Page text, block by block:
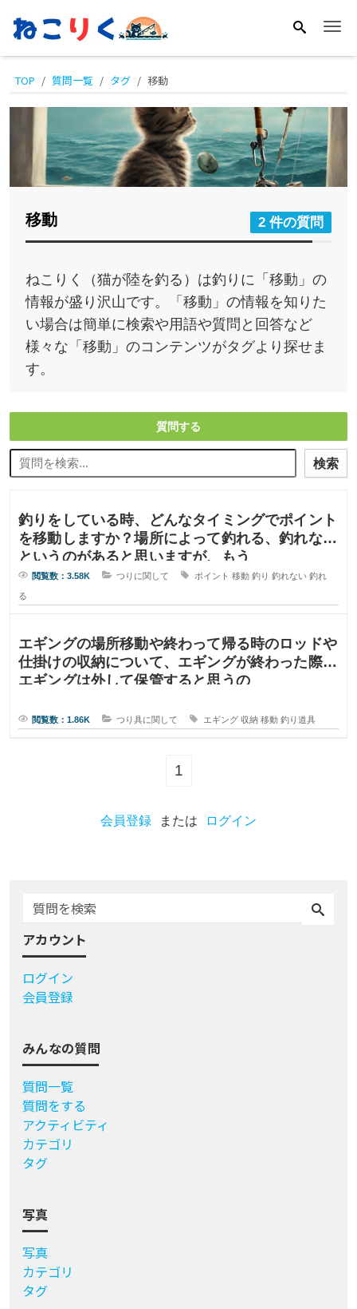
TOP 質問一覧 タグ 移動
移動 2 件の質問
ねこりく（猫が陸を釣る）は釣りに「移動」の
情報が盛り沢山です。「移動」の情報を知りた
い場合は簡単に検索や用語や質問と回答など
様々な「移動」のコンテンツがタグより探せま
す。
質問する
検索
釣りをしている時、どんなタイミングでポイント
を移動しますか？場所によって釣れる、釣れない
というのがあると思いますが、もう
閲覧数：3.58K つりに関して ポイント 移動 釣り 釣れない 釣れ
る
エギングの場所移動や終わって帰る時のロッドや
仕掛けの収納について、エギングが終わった際に
エギングは外して保管すると思うの
閲覧数：1.86K つり具に関して エギング 収納 移動 釣り道具
1
会員登録 または ログイン
アカウント
ログイン
会員登録
みんなの質問
質問一覧
質問をする
アクティビティ
カテゴリ
タグ
写真
写真
カテゴリ
タグ